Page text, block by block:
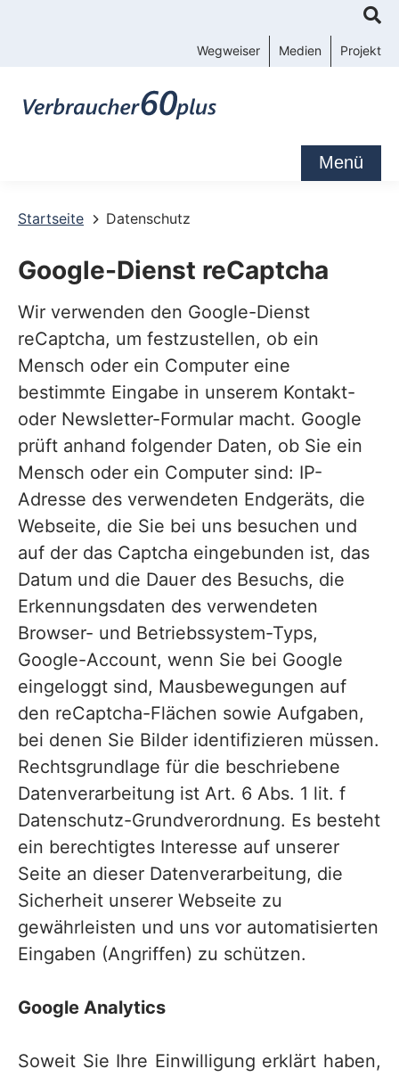
Wegweiser Medien Projekt
Menü
Startseite Datenschutz
Google-Dienst reCaptcha
Wir verwenden den Google-Dienst
reCaptcha, um festzustellen, ob ein
Mensch oder ein Computer eine
bestimmte Eingabe in unserem Kontakt-
oder Newsletter-Formular macht. Google
prüft anhand folgender Daten, ob Sie ein
Mensch oder ein Computer sind: IP-
Adresse des verwendeten Endgeräts, die
Webseite, die Sie bei uns besuchen und
auf der das Captcha eingebunden ist, das
Datum und die Dauer des Besuchs, die
Erkennungsdaten des verwendeten
Browser- und Betriebssystem-Typs,
Google-Account, wenn Sie bei Google
eingeloggt sind, Mausbewegungen auf
den reCaptcha-Flächen sowie Aufgaben,
bei denen Sie Bilder identifizieren müssen.
Rechtsgrundlage für die beschriebene
Datenverarbeitung ist Art. 6 Abs. 1 lit. f
Datenschutz-Grundverordnung. Es besteht
ein berechtigtes Interesse auf unserer
Seite an dieser Datenverarbeitung, die
Sicherheit unserer Webseite zu
gewährleisten und uns vor automatisierten
Eingaben (Angriffen) zu schützen.
Google Analytics
Soweit Sie Ihre Einwilligung erklärt haben,